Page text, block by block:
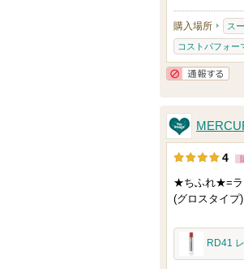
購入場所 ス
コストパフォー
4
★ちふれ★=ラ
(グロスタイプ
RD41